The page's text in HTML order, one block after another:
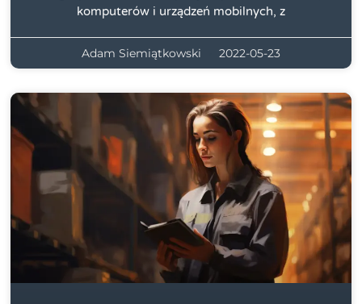
komputerów i urządzeń mobilnych, z
Adam Siemiątkowski 2022-05-23